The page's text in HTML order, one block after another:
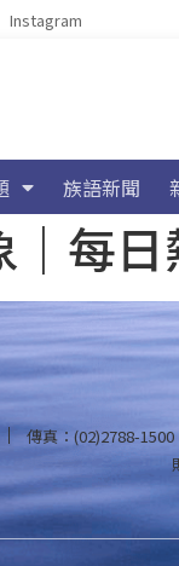
Instagram
族語新聞
每
傳真：(02)2788-1500